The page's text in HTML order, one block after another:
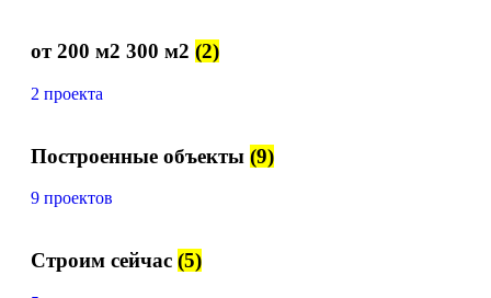
от 200 м2 300 м2 (2)
2 проекта
Построенные объекты (9)
9 проектов
Строим сейчас (5)